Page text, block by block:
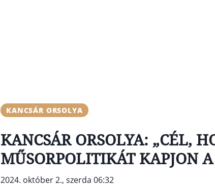
KANCSÁR ORSOLYA
KANCSÁR ORSOLYA: „CÉL,
MŰSORPOLITIKÁT KAPJON
2024. október 2., szerda 06:32